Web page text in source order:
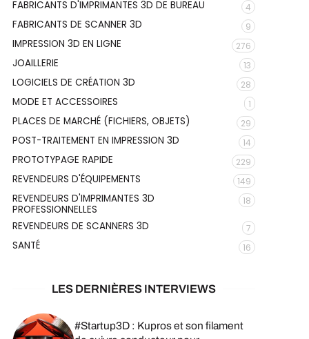
FABRICANTS D'IMPRIMANTES 3D DE BUREAU 4
FABRICANTS DE SCANNER 3D 9
IMPRESSION 3D EN LIGNE 276
JOAILLERIE 13
LOGICIELS DE CRÉATION 3D 28
MODE ET ACCESSOIRES 1
PLACES DE MARCHÉ (FICHIERS, OBJETS) 29
POST-TRAITEMENT EN IMPRESSION 3D 14
PROTOTYPAGE RAPIDE 229
REVENDEURS D'ÉQUIPEMENTS 149
REVENDEURS D'IMPRIMANTES 3D
PROFESSIONNELLES
18
REVENDEURS DE SCANNERS 3D 7
SANTÉ 16
LES DERNIÈRES INTERVIEWS
#Startup3D : Kupros et son filament